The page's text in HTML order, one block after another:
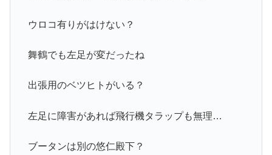
ウロコ有りがはけない？
舞鶴でも左足が変だったね
出張用のベツヒトがいる？
左足に障害があれば飛行機タラップも無理…
ブータンは別の悠仁殿下？